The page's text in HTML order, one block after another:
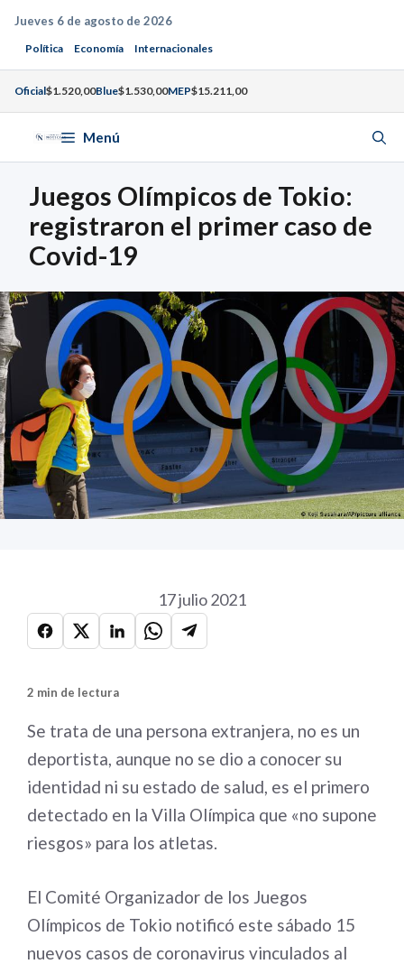
Saltar
contenido
Jueves 6 de agosto de 2026
Política Economía Internacionales
Oficial$1.520,00Blue$1.530,00MEP$15.211,00
Menú
Juegos Olímpicos de Tokio:
registraron el primer caso de
Covid-19
17 julio 2021
2 min de lectura
Se trata de una persona extranjera, no es un
deportista, aunque no se dio a conocer su
identidad ni su estado de salud, es el primero
detectado en la Villa Olímpica que «no supone
riesgos» para los atletas.
El Comité Organizador de los Juegos
Olímpicos de Tokio notificó este sábado 15
nuevos casos de coronavirus vinculados al